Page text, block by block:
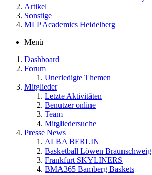
Artikel
Sonstige
MLP Academics Heidelberg
Menü
Dashboard
Forum
Unerledigte Themen
Mitglieder
Letzte Aktivitäten
Benutzer online
Team
Mitgliedersuche
Presse News
ALBA BERLIN
Basketball Löwen Braunschweig
Frankfurt SKYLINERS
BMA365 Bamberg Baskets